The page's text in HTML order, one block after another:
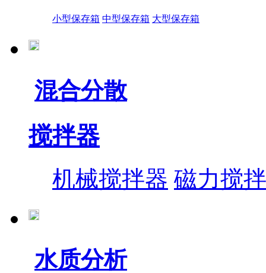
小型保存箱 中型保存箱 大型保存箱
混合分散
搅拌器
机械搅拌器 磁力搅
水质分析